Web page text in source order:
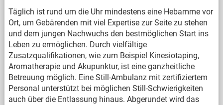
Täglich ist rund um die Uhr mindestens eine Hebamme vor
Ort, um Gebärenden mit viel Expertise zur Seite zu stehen
und dem jungen Nachwuchs den bestmöglichen Start ins
Leben zu ermöglichen. Durch vielfältige
Zusatzqualifikationen, wie zum Beispiel Kinesiotaping,
Aromatherapie und Akupunktur, ist eine ganzheitliche
Betreuung möglich. Eine Still-Ambulanz mit zertifiziertem
Personal unterstützt bei möglichen Still-Schwierigkeiten
auch über die Entlassung hinaus. Abgerundet wird das